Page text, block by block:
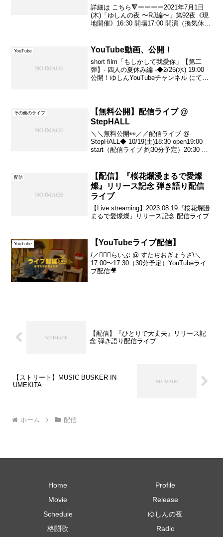
曜)
詳細は こちら🔻ーーーー2021年7月1日
(木)「ゆしんの夜 〜RJ編〜」第92夜《現
地開催》16:30 開場17:00 開演（換気休憩
食代 別...
YouTube YouTube動画、公開！
short film「もしかして我愛你」【第二
弾】- 四人の夏休み編 -◆2/25(水) 19:00
公開！ゆしんYouTubeチャンネル にてぜ
その他のライブ
【無料公開】配信ライブ @
StepHALL
＼＼無料公開👀／／配信ライブ @
StepHALL◆ 10/19(土)18:30 open19:00
start（配信ライブ 約30分予定）20:30 完
配信
【配信】『桜花爛漫まるで愛燦
燦』リリース記念 弾き語り配信
ライブ
【Live streaming】2023.08.19『桜花爛漫
まるで愛燦燦』リリース記念 配信ライブ
YouTube 【YouTubeライブ配信】
/／💁🏻‍♂️らいぶ @ すたぢおぎょうざ\＼
17:00〜17:30（30分予定）YouTubeライ
ブ配信🎥
【配信】『ひとりで大丈夫』リリース記
念 弾き語り配信ライブ
【ストリート】MUSIC BUSKER IN
UMEKITA
ホーム 配信
Home
Profile
Movie
Release
Schedule
ゆしんの夜
格闘歌
Radio